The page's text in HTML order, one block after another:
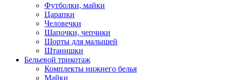
Футболки, майки
Царапки
Человечки
Шапочки, чепчики
Шорты для малышей
Штанишки
Бельевой трикотаж
Комплекты нижнего белья
Майки